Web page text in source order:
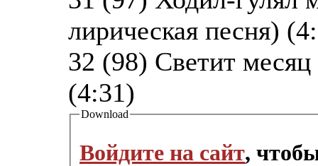
лирическая песня)
32 (98) Светит месяц
(4:31)
Download
Войдите на сайт,